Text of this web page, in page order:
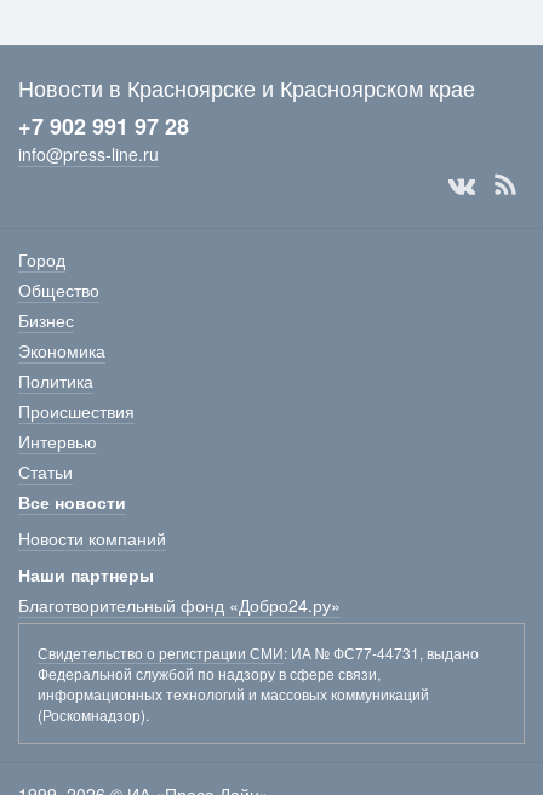
Новости в Красноярске и Красноярском крае
+7 902 991 97 28
info@press-line.ru
Город
Общество
Бизнес
Экономика
Политика
Происшествия
Интервью
Статьи
Все новости
Новости компаний
Наши партнеры
Благотворительный фонд «Добро24.ру»
Свидетельство о регистрации СМИ: ИА № ФС77-44731, выдано
Федеральной службой по надзору в сфере связи,
информационных технологий и массовых коммуникаций
(Роскомнадзор).